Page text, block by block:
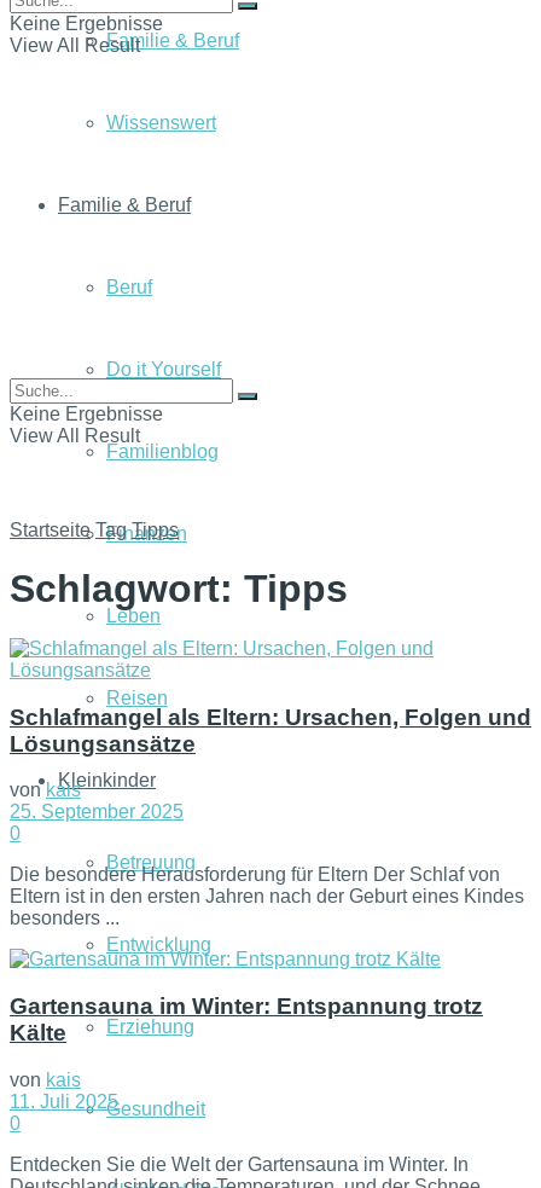
Familie & Beruf
Wissenswert
Familie & Beruf
Beruf
Do it Yourself
Familienblog
Finanzen
Leben
Reisen
Kleinkinder
Betreuung
Entwicklung
Erziehung
Gesundheit
Keine Ergebnisse
View All Result
Keine Ergebnisse
View All Result
Startseite Tag Tipps
Schlagwort: Tipps
Schlafmangel als Eltern: Ursachen, Folgen und
Lösungsansätze
von kais
25. September 2025
0
Die besondere Herausforderung für Eltern Der Schlaf von
Eltern ist in den ersten Jahren nach der Geburt eines Kindes
besonders ...
Gartensauna im Winter: Entspannung trotz
Kälte
von kais
11. Juli 2025
0
Entdecken Sie die Welt der Gartensauna im Winter. In